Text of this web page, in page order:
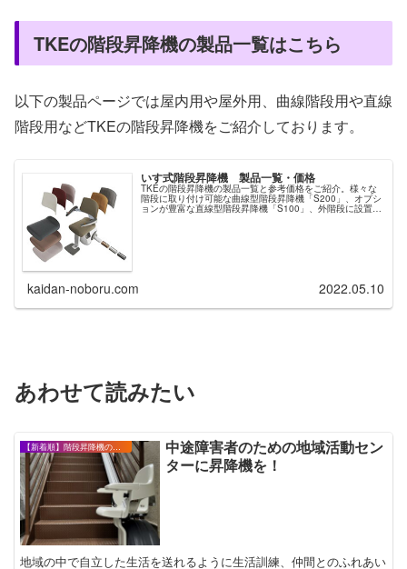
TKEの階段昇降機の製品一覧はこちら
以下の製品ページでは屋内用や屋外用、曲線階段用や直線
階段用などTKEの階段昇降機をご紹介しております。
いす式階段昇降機 製品一覧・価格
TKEの階段昇降機の製品一覧と参考価格をご紹介。様々な
階段に取り付け可能な曲線型階段昇降機「S200」、オプシ
ョンが豊富な直線型階段昇降機「S100」、外階段に設置で
kaidan-noboru.com 2022.05.10
あわせて読みたい
【新着順】階段昇降機の設置事例・お客様の声
中途障害者のための地域活動セン
ターに昇降機を！
地域の中で自立した生活を送れるように生活訓練、仲間とのふれあい